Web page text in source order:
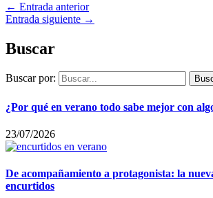
← Entrada anterior
Entrada siguiente →
Buscar
Buscar por:
¿Por qué en verano todo sabe mejor con
23/07/2026
De acompañamiento a protagonista: la
encurtidos